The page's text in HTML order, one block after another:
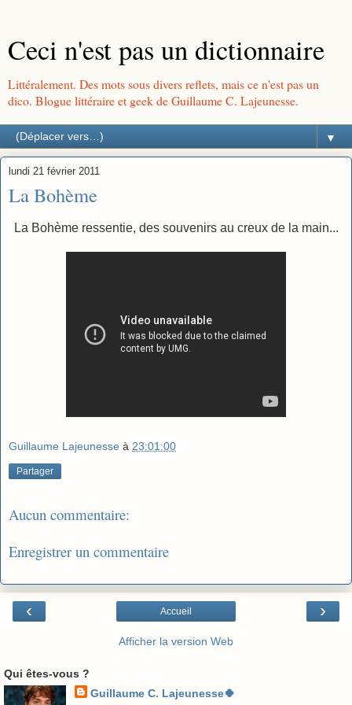
Ceci n'est pas un dictionnaire
Littéralement. Des mots sous divers reflets, mais ce n'est pas un
dico. Blogue littéraire et geek de Guillaume C. Lajeunesse.
▼
lundi 21 février 2011
La Bohème
La Bohème ressentie, des souvenirs au creux de la main...
Guillaume Lajeunesse à 23:01:00
Partager
Aucun commentaire:
Enregistrer un commentaire
‹ ›
Accueil
Afficher la version Web
Qui êtes-vous ?
Guillaume C. Lajeunesse🍀